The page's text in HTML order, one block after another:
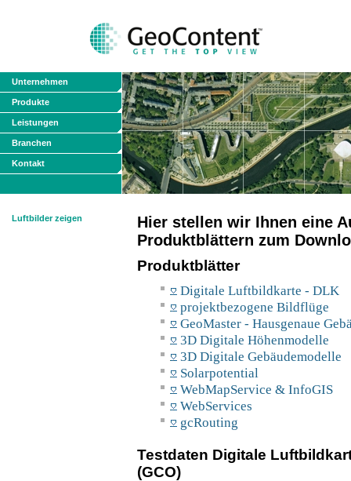
Unternehmen
Produkte
Leistungen
Branchen
Kontakt
Luftbilder zeigen
Hier stellen wir Ihnen eine
Produktblättern zum
Produktblätter
Digitale Luftbildkarte - DLK
projektbezogene Bildflüge
GeoMaster - Hausgenaue
3D Digitale Höhenmodelle
3D Digitale Gebäudemodelle
Solarpotential
WebMapService & InfoGIS
WebServices
gcRouting
Testdaten Digitale
(GCO)